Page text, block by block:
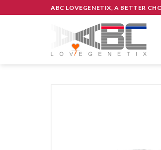
to
ABC LOVEGENETIX, A BETTER